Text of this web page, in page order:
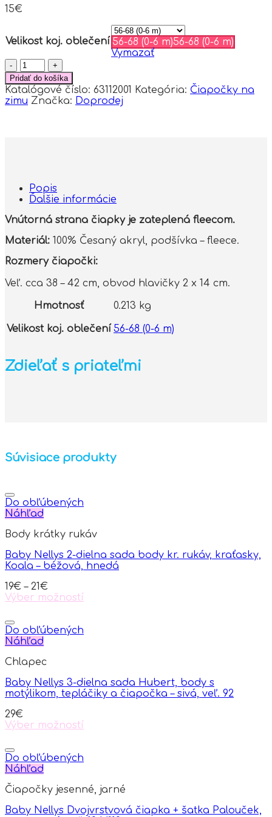
15€
Velikost koj. oblečení 56-68 (0-6 m)56-68 (0-6 m)
Vymazať
množstvo
BABY
NELLYS
Zimná
čiapka
bambuľky
hnedá,
šedá
Pridať do košíka
Katalógové číslo: 63112001 Kategória: Čiapočky na
zimu Značka: Doprodej
Popis
Ďalšie informácie
Vnútorná strana čiapky je zateplená fleecom.
Materiál: 100% Česaný akryl, podšívka – fleece.
Rozmery čiapočki:
Veľ. cca 38 – 42 cm, obvod hlavičky 2 x 14 cm.
Hmotnosť 0.213 kg
Velikost koj. oblečení 56-68 (0-6 m)
Zdieľať s priateľmi
Súvisiace produkty
Do obľúbených
Náhľad
Body krátky rukáv
Baby Nellys 2-dielna sada body kr. rukáv, kraťasky,
Koala – béžová, hnedá
19€ – 21€
Výber možností
product
has
multiple
The
may
be
on
the
page
Do obľúbených
Náhľad
Chlapec
Baby Nellys 3-dielna sada Hubert, body s
motýlikom, tepláčiky a čiapočka – sivá, veľ. 92
29€
Výber možností
product
has
multiple
The
may
Do obľúbených
Náhľad
Čiapočky jesenné, jarné
Baby Nellys Dvojvrstvová čiapka + šatka Palouček,